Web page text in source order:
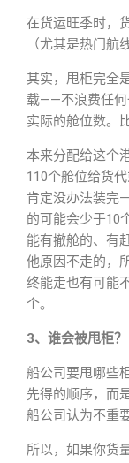
在货运旺季时，
（尤其是热门航
其实，甩柜完全
载——不浪费任何
实际的舱位数。
本来分配给这个
110个舱位给货
肯定没办法装完
的可能会少于10
能有撤舱的、有
他原因不走的，
终能走也有可能
个。
3、谁会被甩柜？
船公司要甩哪些
先得的顺序，而
船公司认为不重
所以，如果你货